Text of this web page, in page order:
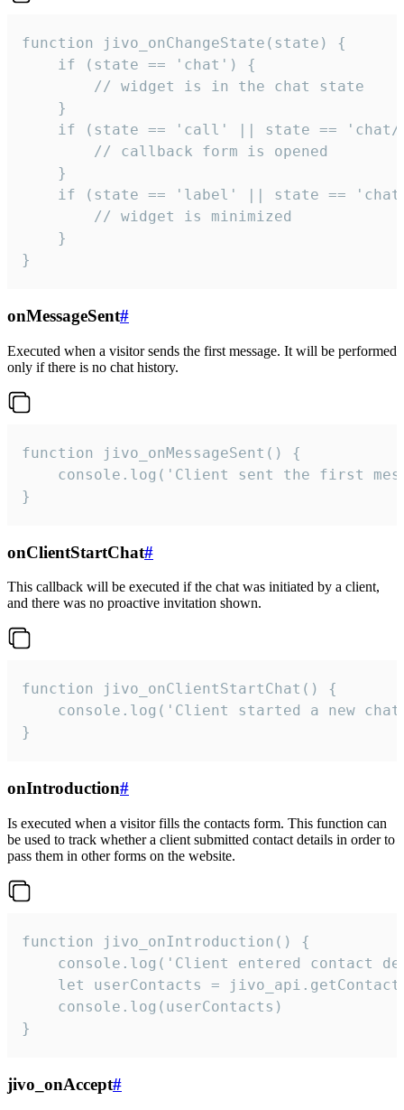
function jivo_onChangeState(state) {
    if (state == 'chat') {
        // widget is in the chat state
    }
if (state == 'call' || state ==
        // callback form is opened
    }
if (state == 'label' || state ==
        // widget is minimized
    }
}
onMessageSent#
Executed when a visitor sends the first message. It will be performed
only if there is no chat history.
function jivo_onMessageSent() {
console.log('Client sent the first
}
onClientStartChat#
This callback will be executed if the chat was initiated by a client,
and there was no proactive invitation shown.
function jivo_onClientStartChat() {
console.log('Client started a new
}
onIntroduction#
Is executed when a visitor fills the contacts form. This function can
be used to track whether a client submitted contact details in order to
pass them in other forms on the website.
function jivo_onIntroduction() {
console.log('Client entered contact
let userContacts =
    console.log(userContacts)
}
jivo_onAccept#